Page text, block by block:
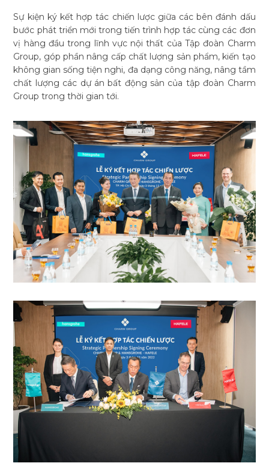
Sự kiện ký kết hợp tác chiến lược giữa các bên đánh dấu
bước phát triển mới trong tiến trình hợp tác cùng các đơn
vị hàng đầu trong lĩnh vực nội thất của Tập đoàn Charm
Group, góp phần nâng cấp chất lượng sản phẩm, kiến tạo
không gian sống tiện nghi, đa dạng công năng, nâng tầm
chất lượng các dự án bất động sản của tập đoàn Charm
Group trong thời gian tới.
Tìm
kiếm...